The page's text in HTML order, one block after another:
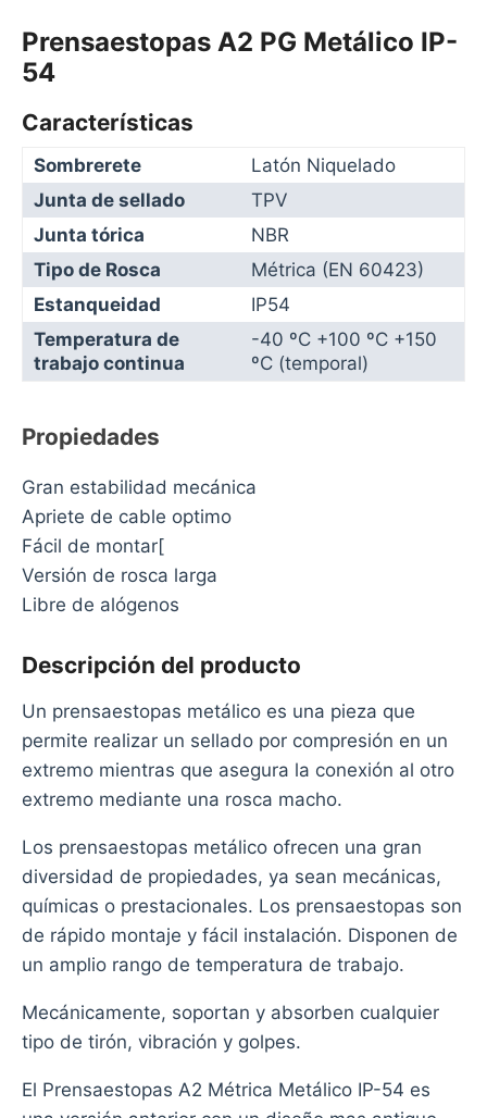
Prensaestopas A2 PG Metálico IP-
54
Características
Sombrerete
Latón Niquelado
Junta de sellado
TPV
Junta tórica
NBR
Tipo de Rosca
Métrica (EN 60423)
Estanqueidad
IP54
Temperatura de
trabajo continua
-40 ºC +100 ºC +150
ºC (temporal)
Propiedades
Gran estabilidad mecánica
Apriete de cable optimo
Fácil de montar[
Versión de rosca larga
Libre de alógenos
Descripción del producto
Un prensaestopas metálico es una pieza que
permite realizar un sellado por compresión en un
extremo mientras que asegura la conexión al otro
extremo mediante una rosca macho.
Los prensaestopas metálico ofrecen una gran
diversidad de propiedades, ya sean mecánicas,
químicas o prestacionales. Los prensaestopas son
de rápido montaje y fácil instalación. Disponen de
un amplio rango de temperatura de trabajo.
Mecánicamente, soportan y absorben cualquier
tipo de tirón, vibración y golpes.
El Prensaestopas A2 Métrica Metálico IP-54 es